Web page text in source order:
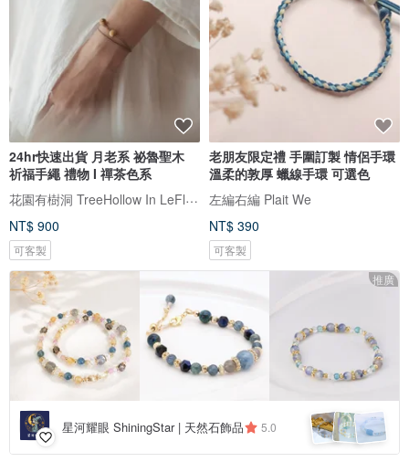
24hr快速出貨 月老系 祕魯聖木
祈福手繩 禮物 I 禪茶色系
花園有樹洞 TreeHollow In LeFlowers
NT$ 900
可客製
老朋友限定禮 手圍訂製 情侶手環
溫柔的敦厚 蠟線手環 可選色
左編右編 Plait We
NT$ 390
可客製
推廣
星河耀眼 ShiningStar | 天然石飾品 5.0